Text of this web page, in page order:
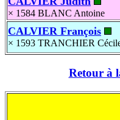
× 1584 BLANC Antoine
CALVIER François
× 1593 TRANCHIER
Retour à